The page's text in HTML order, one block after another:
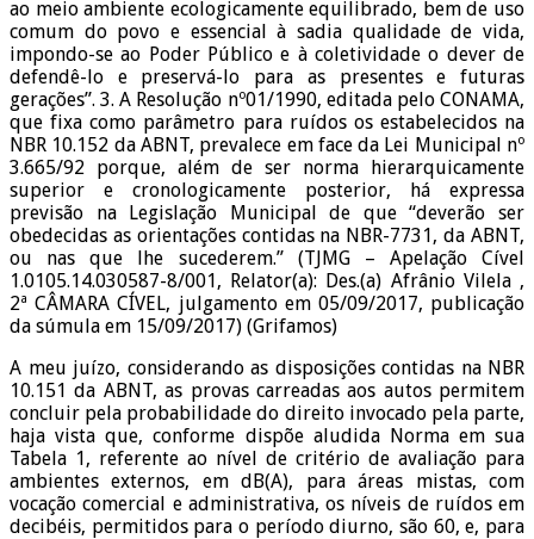
ao meio ambiente ecologicamente equilibrado, bem de uso
comum do povo e essencial à sadia qualidade de vida,
impondo-se ao Poder Público e à coletividade o dever de
defendê-lo e preservá-lo para as presentes e futuras
gerações”. 3. A Resolução nº01/1990, editada pelo CONAMA,
que fixa como parâmetro para ruídos os estabelecidos na
NBR 10.152 da ABNT, prevalece em face da Lei Municipal nº
3.665/92 porque, além de ser norma hierarquicamente
superior e cronologicamente posterior, há expressa
previsão na Legislação Municipal de que “deverão ser
obedecidas as orientações contidas na NBR-7731, da ABNT,
ou nas que lhe sucederem.” (TJMG – Apelação Cível
1.0105.14.030587-8/001, Relator(a): Des.(a) Afrânio Vilela ,
2ª CÂMARA CÍVEL, julgamento em 05/09/2017, publicação
da súmula em 15/09/2017) (Grifamos)
A meu juízo, considerando as disposições contidas na NBR
10.151 da ABNT, as provas carreadas aos autos permitem
concluir pela probabilidade do direito invocado pela parte,
haja vista que, conforme dispõe aludida Norma em sua
Tabela 1, referente ao nível de critério de avaliação para
ambientes externos, em dB(A), para áreas mistas, com
vocação comercial e administrativa, os níveis de ruídos em
decibéis, permitidos para o período diurno, são 60, e, para